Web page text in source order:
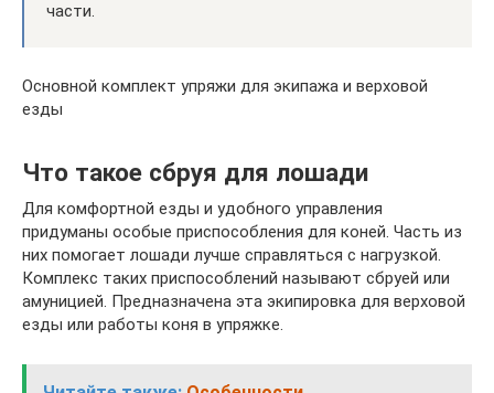
части.
Основной комплект упряжи для экипажа и верховой
езды
Что такое сбруя для лошади
Для комфортной езды и удобного управления
придуманы особые приспособления для коней. Часть из
них помогает лошади лучше справляться с нагрузкой.
Комплекс таких приспособлений называют сбруей или
амуницией. Предназначена эта экипировка для верховой
езды или работы коня в упряжке.